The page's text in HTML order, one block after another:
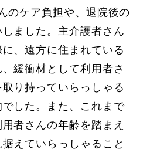
のケア負担や、退院後の
ました。主介護者さん
、遠方に住まれている
緩衝材として利用者さ
り持っていらっしゃる
した。また、これまで
者さんの年齢を踏まえ
えていらっしゃること